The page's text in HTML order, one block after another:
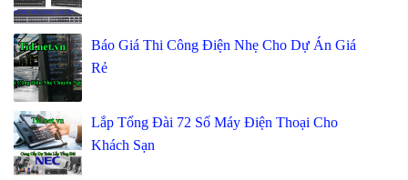
Báo Giá Thi Công Điện Nhẹ Cho Dự Án Giá
Rẻ
Lắp Tổng Đài 72 Số Máy Điện Thoại Cho
Khách Sạn